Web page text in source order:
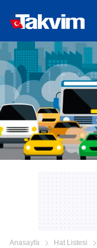
Anasayfa Hat Listesi